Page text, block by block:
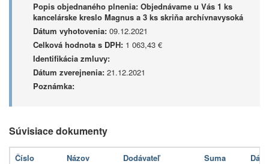
Popis objednaného plnenia: Objednávame u Vás 1 ks
kancelárske kreslo Magnus a 3 ks skriňa archívnavysoká
Dátum vyhotovenia: 09.12.2021
Celková hodnota s DPH: 1 063,43 €
Identifikácia zmluvy:
Dátum zverejnenia: 21.12.2021
Poznámka:
Súvisiace dokumenty
Číslo Názov Dodávateľ Suma